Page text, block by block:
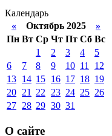
Календарь
« Октябрь 2025 »
Пн Вт Ср Чт Пт Сб Вс
1
2 3 4
5
6
7 8 9 10 11
12
13 14 15 16 17 18 19
20 21 22 23 24 25 26
27 28 29 30 31
О сайте